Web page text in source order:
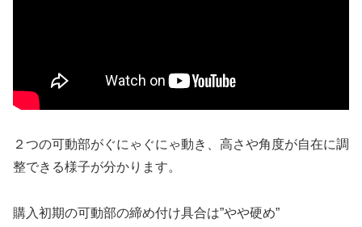
２つの可動部がぐにゃぐにゃ動き、高さや角度が自在に調
整できる様子が分かります。
購入初期の可動部の締め付け具合は”やや硬め”